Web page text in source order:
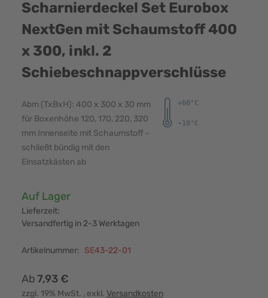
Scharnierdeckel Set Eurobox
NextGen mit Schaumstoff 400
x 300, inkl. 2
Schiebeschnappverschlüsse
Abm (TxBxH): 400 x 300 x 30 mm
für Boxenhöhe 120, 170, 220, 320
mm Innenseite mit Schaumstoff -
schließt bündig mit den
Einsatzkästen ab
Verfügbarkeit:
Auf Lager
Lieferzeit:
Versandfertig in 2-3 Werktagen
Artikelnummer: SE43-22-01
Ab7,93 €
zzgl. 19% MwSt. , exkl. Versandkosten